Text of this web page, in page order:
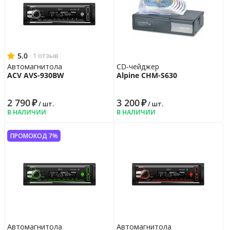
Возврат
14 дн.
Гарантия
12 мес.
5.0 · 1 отзыв
Автомагнитола
ACV AVS-930BW
2 790₽/ шт.
В НАЛИЧИИ
CD-чейджер
Alpine CHM-S630
3 200₽/ шт.
В НАЛИЧИИ
ПРОМОКОД 7%
Автомагнитола Автомагнитола